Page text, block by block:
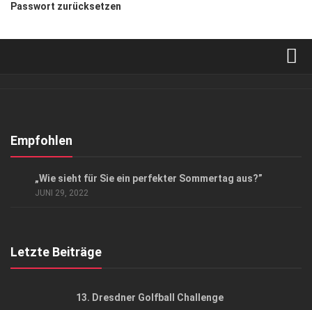
Passwort zurücksetzen
Kontakt, Impressum
Empfohlen
„Wie sieht für Sie ein perfekter Sommertag aus?”
JUNI 29, 2022
Letzte Beiträge
13. Dresdner Golfball Challenge